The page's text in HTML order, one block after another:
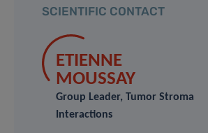
SCIENTIFIC CONTACT
ETIENNE
MOUSSAY
Group Leader, Tumor Stroma
Interactions